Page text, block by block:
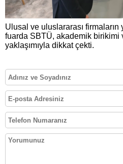
Ulusal ve uluslararası firmaların
fuarda SBTÜ, akademik birikimi
yaklaşımıyla dikkat çekti.